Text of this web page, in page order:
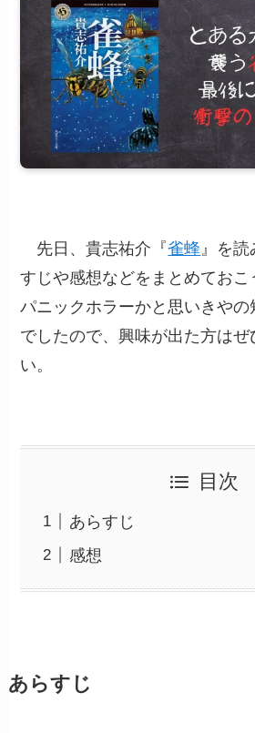
先日、貴志祐介『雀蜂 』を
すじや感想などをまとめておこ
パニックホラーかと思いきやの
でしたので、興味が出た方はぜ
い。
目次
あらすじ
感想
あらすじ